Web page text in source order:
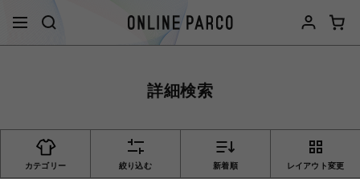
詳細検索
カテゴリー 絞り込む 新着順 レイアウト変更